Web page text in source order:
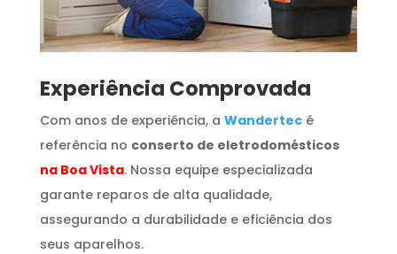
​Experiência Comprovada
Com anos de experiência, a Wandertecé
referência no conserto de eletrodomésticos
na Boa Vista. Nossa equipe especializada
garante reparos de alta qualidade,
assegurando a durabilidade e eficiência dos
seus aparelhos.